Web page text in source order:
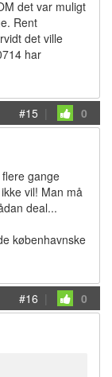
det var muligt
Rent
det ville
har
#15 | 0
gange
vil! Man må
deal...
københavnske
#16 | 0